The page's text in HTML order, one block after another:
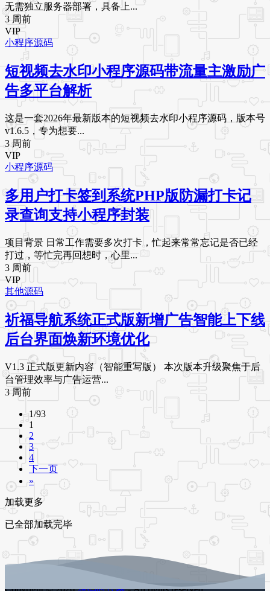
无需独立服务器部署，具备上...
3 周前
VIP
小程序源码
短视频去水印小程序源码带流量主激励广
告多平台解析
这是一套2026年最新版本的短视频去水印小程序源码，版本号
v1.6.5，专为想要...
3 周前
VIP
小程序源码
多用户打卡签到系统PHP版防漏打卡记
录查询支持小程序封装
项目背景 日常工作需要多次打卡，忙起来常常忘记是否已经
打过，等忙完再回想时，心里...
3 周前
VIP
其他源码
祈福导航系统正式版新增广告智能上下线
后台界面焕新环境优化
V1.3 正式版更新内容（智能重写版） 本次版本升级聚焦于后
台管理效率与广告运营...
3 周前
1/93
1
2
3
4
下一页
»
加载更多
已全部加载完毕
Copyright © 2026源码时代网- All rights reserved